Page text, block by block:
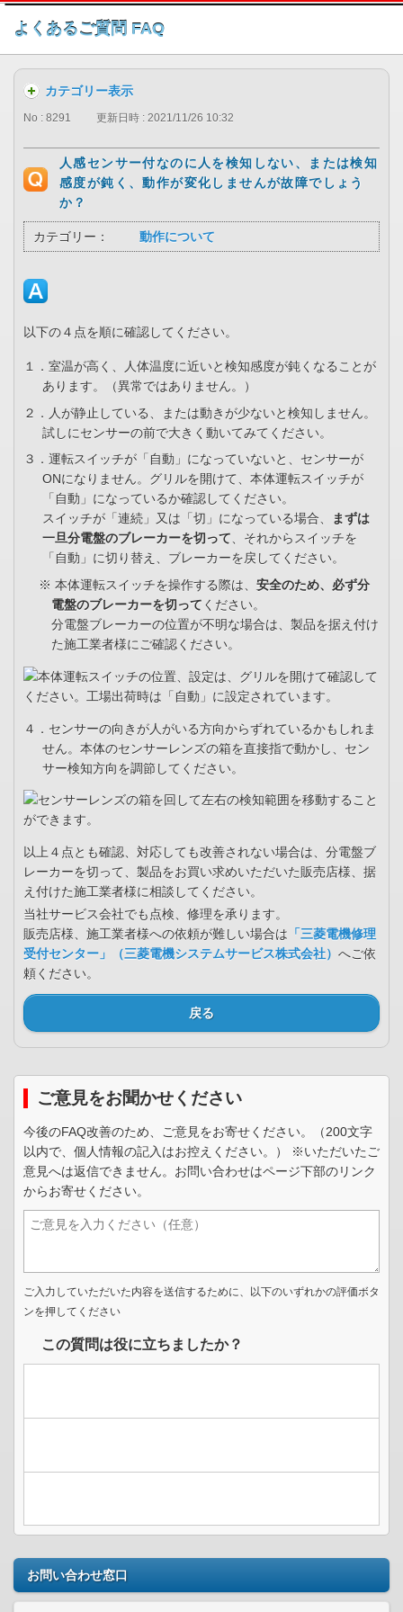
このページの本文へ
よくあるご質問 FAQ
カテゴリー表示
No : 8291 更新日時 : 2021/11/26 10:32
人感センサー付なのに人を検知しない、または検知
感度が鈍く、動作が変化しませんが故障でしょう
か？
カテゴリー： 動作について
以下の４点を順に確認してください。
１．室温が高く、人体温度に近いと検知感度が鈍くなることが
あります。（異常ではありません。）
２．人が静止している、または動きが少ないと検知しません。
試しにセンサーの前で大きく動いてみてください。
３．運転スイッチが「自動」になっていないと、センサーが
ONになりません。グリルを開けて、本体運転スイッチが
「自動」になっているか確認してください。
スイッチが「連続」又は「切」になっている場合、
まずは
一旦分電盤のブレーカーを切って、それからスイッチを
「自動」に切り替え、ブレーカーを戻してください。
※ 本体運転スイッチを操作する際は、 安全のため、必ず分
電盤のブレーカーを切って ください。
分電盤ブレーカーの位置が不明な場合は、製品を据え付け
た施工業者様にご確認ください。
４．センサーの向きが人がいる方向からずれているかもしれま
せん。本体のセンサーレンズの箱を直接指で動かし、セン
サー検知方向を調節してください。
以上４点とも確認、対応しても改善されない場合は、分電盤ブ
レーカーを切って、製品をお買い求めいただいた販売店様、据
え付けた施工業者様に相談してください。
当社サービス会社でも点検、修理を承ります。
販売店様、施工業者様への依頼が難しい場合は 「三菱電機修理
受付センター」（三菱電機システムサービス株式会社） へご依
頼ください。
戻る
ご意見をお聞かせください
今後のFAQ改善のため、ご意見をお寄せください。（200文字
以内で、個人情報の記入はお控えください。） ※いただいたご
意見へは返信できません。お問い合わせはページ下部のリンク
からお寄せください。
ご入力していただいた内容を送信するために、以下のいずれかの評価ボタ
ンを押してください
この質問は役に立ちましたか？
お問い合わせ窓口